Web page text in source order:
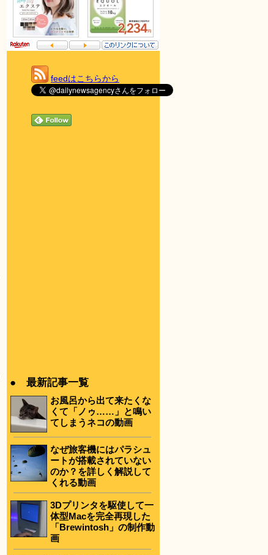
feedはこちらから
● 最新記事一覧
お風呂から出て来たくな
くて「ノゥ……」と鳴い
てしまうネコの動画
なぜ旅客機にはパラシュ
ートが搭載されていない
のか？を詳しく解説して
くれる動画
3Dプリンタを駆使して一
体型Macを完全再現した
「Brewintosh」の制作動
画